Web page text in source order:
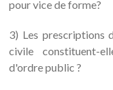
pour vice de forme?
3) Les prescriptions
civile constituent-
d'ordre public ?